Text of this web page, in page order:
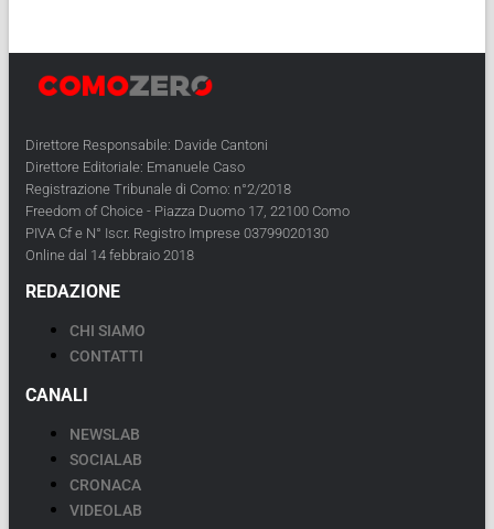
Direttore Responsabile: Davide Cantoni
Direttore Editoriale: Emanuele Caso
Registrazione Tribunale di Como: n°2/2018
Freedom of Choice - Piazza Duomo 17, 22100 Como
PIVA Cf e N° Iscr. Registro Imprese 03799020130
Online dal 14 febbraio 2018
REDAZIONE
CHI SIAMO
CONTATTI
CANALI
NEWSLAB
SOCIALAB
CRONACA
VIDEOLAB